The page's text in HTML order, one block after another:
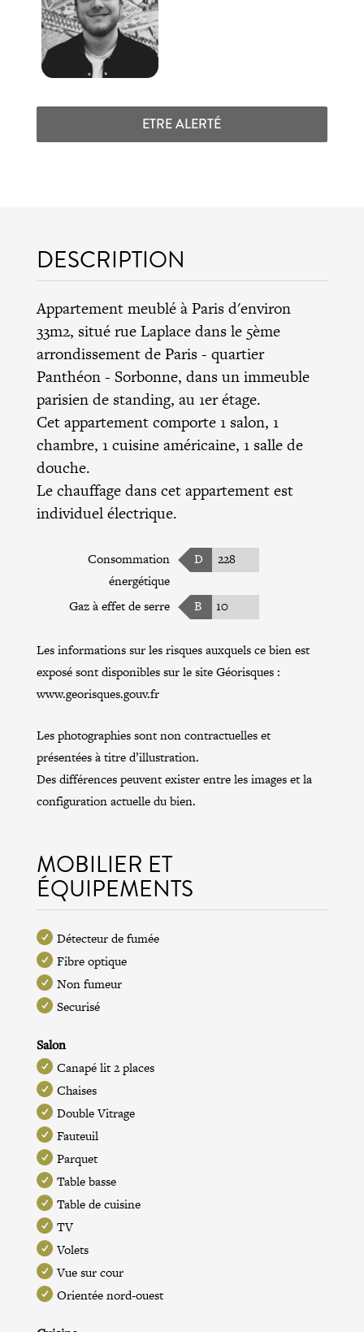
ETRE ALERTÉ
DESCRIPTION
Appartement meublé à Paris d'environ
33m2, situé rue Laplace dans le 5ème
arrondissement de Paris- quartier
Panthéon - Sorbonne, dans un immeuble
parisien de standing, au 1er étage.
Cet appartement comporte 1 salon, 1
chambre, 1 cuisine américaine, 1 salle de
douche.
Le chauffage dans cet appartement est
individuel électrique.
Consommation
énergétique
D 228
Gaz à effet de serre B 10
Les informations sur les risques auxquels ce bien est
exposé sont disponibles sur le site Géorisques :
www.georisques.gouv.fr
Les photographies sont non contractuelles et
présentées à titre d’illustration.
Des différences peuvent exister entre les images et la
configuration actuelle du bien.
MOBILIER ET
ÉQUIPEMENTS
Détecteur de fumée
Fibre optique
Non fumeur
Securisé
Salon
Canapé lit 2 places
Chaises
Double Vitrage
Fauteuil
Parquet
Table basse
Table de cuisine
TV
Volets
Vue sur cour
Orientée nord-ouest